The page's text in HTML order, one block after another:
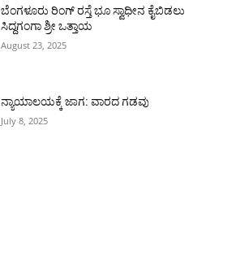
ಬೆಂಗಳೂರು ರಿಂಗ್ ರಸ್ತೆ ಭೂ ಸ್ವಾಧೀನ ಕೈಬಿಡಲು
ಸಿದ್ದಗಂಗಾ ಶ್ರೀ ಒತ್ತಾಯ
August 23, 2025
ನ್ಯಾಯಾಲಯಕ್ಕೆ ಜಾಗ: ವಾರದ ಗಡವು
July 8, 2025